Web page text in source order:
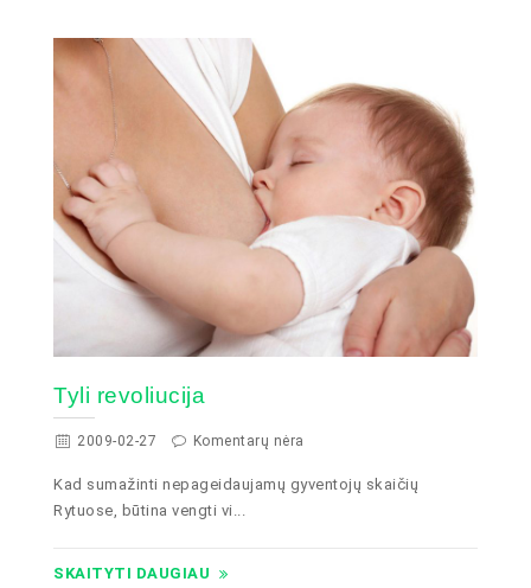
Tyli revoliucija
2009-02-27 Komentarų nėra
Kad sumažinti nepageidaujamų gyventojų skaičių
Rytuose, būtina vengti vi...
SKAITYTI DAUGIAU